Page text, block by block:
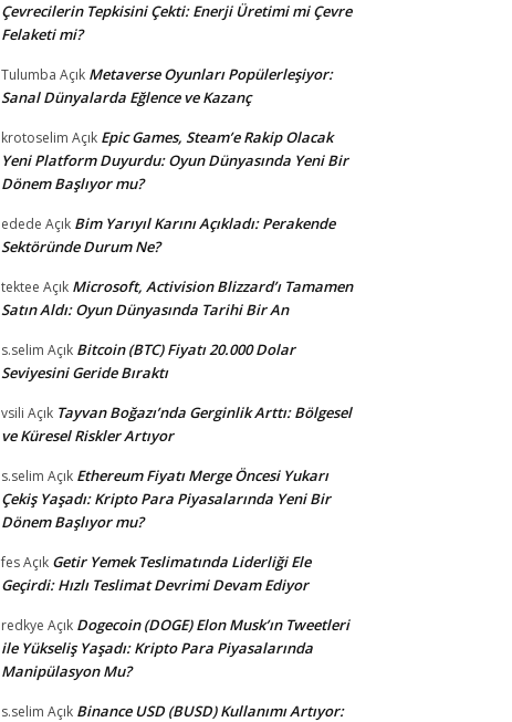
Çevrecilerin Tepkisini Çekti: Enerji Üretimi mi Çevre
Felaketi mi?
Tulumba Açık Metaverse Oyunları Popülerleşiyor:
Sanal Dünyalarda Eğlence ve Kazanç
krotoselim Açık Epic Games, Steam’e Rakip Olacak
Yeni Platform Duyurdu: Oyun Dünyasında Yeni Bir
Dönem Başlıyor mu?
edede Açık Bim Yarıyıl Karını Açıkladı: Perakende
Sektöründe Durum Ne?
tektee Açık Microsoft, Activision Blizzard’ı Tamamen
Satın Aldı: Oyun Dünyasında Tarihi Bir An
s.selim Açık Bitcoin (BTC) Fiyatı 20.000 Dolar
Seviyesini Geride Bıraktı
vsili Açık Tayvan Boğazı’nda Gerginlik Arttı: Bölgesel
ve Küresel Riskler Artıyor
s.selim Açık Ethereum Fiyatı Merge Öncesi Yukarı
Çekiş Yaşadı: Kripto Para Piyasalarında Yeni Bir
Dönem Başlıyor mu?
fesAçık Getir Yemek Teslimatında Liderliği Ele
Geçirdi: Hızlı Teslimat Devrimi Devam Ediyor
redkye Açık Dogecoin (DOGE) Elon Musk’ın Tweetleri
ile Yükseliş Yaşadı: Kripto Para Piyasalarında
Manipülasyon Mu?
s.selim Açık Binance USD (BUSD) Kullanımı Artıyor: